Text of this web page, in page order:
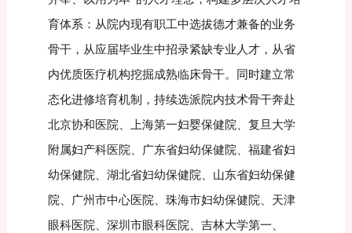
育体系：从院内现有职工中选拔德才兼备的业务
骨干，从应届毕业生中招录紧缺专业人才，从省
内优质医疗机构挖掘成熟临床骨干。同时建立常
态化进修培育机制，持续选派院内技术骨干奔赴
北京协和医院、上海第一妇婴保健院、复旦大学
附属妇产科医院、广东省妇幼保健院、福建省妇
幼保健院、湖北省妇幼保健院、山东省妇幼保健
院、广州市中心医院、珠海市妇幼保健院、天津
眼科医院、深圳市眼科医院、吉林大学第一、